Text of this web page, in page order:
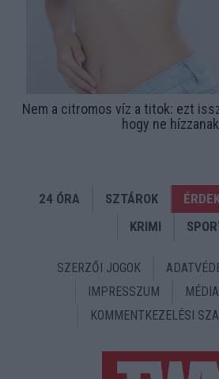
Nem a citromos víz a titok: ezt
hogy ne
24 ÓRA SZTÁROK
KRIMI
SZERZŐI JOGOK
IMPRESSZUM
KOMMENTKEZELÉSI